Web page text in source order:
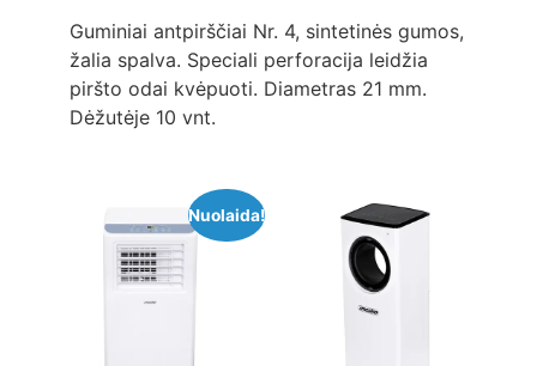
Guminiai antpirščiai Nr. 4, sintetinės gumos,
žalia spalva. Speciali perforacija leidžia
piršto odai kvėpuoti. Diametras 21 mm.
Dėžutėje 10 vnt.
Nuolaida!